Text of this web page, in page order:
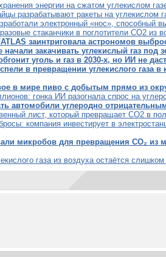
энергии на сжатом углекислом
разрабатывают ракеты на углекислом
электронный «нос», способный
стаканчики в поглотители CO2 из
заинтриговала астрономов
закачивать углекислый газ под
уголь и газ в 2030-х, но ИИ не
в превращении углекислого газа
в мире пиво с добытым прямо из
гонка ИИ разогнала спрос на
автомобили углеродно
лист, который превращает CO2 в
компания инвестирует в
микробов для превращения CO₂ из
газа из воздуха остаётся